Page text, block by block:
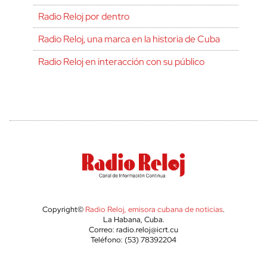
Radio Reloj por dentro
Radio Reloj, una marca en la historia de Cuba
Radio Reloj en interacción con su público
Copyright© Radio Reloj, emisora cubana de noticias.
La Habana, Cuba.
Correo: radio.reloj@icrt.cu
Teléfono: (53) 78392204